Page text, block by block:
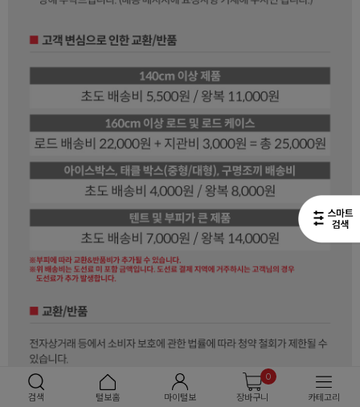
검색 털보홈 마이털보
0
장바구니
카테고리